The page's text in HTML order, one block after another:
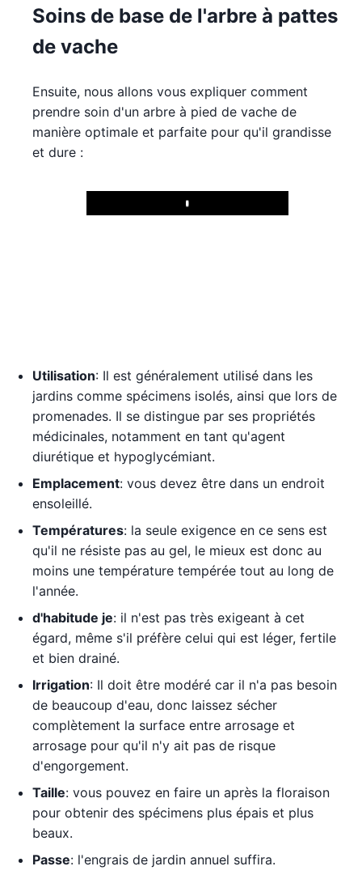
Soins de base de l'arbre à pattes
de vache
Ensuite, nous allons vous expliquer comment
prendre soin d'un arbre à pied de vache de
manière optimale et parfaite pour qu'il grandisse
et dure :
Play
Utilisation: Il est généralement utilisé dans les
jardins comme spécimens isolés, ainsi que lors de
promenades. Il se distingue par ses propriétés
médicinales, notamment en tant qu'agent
diurétique et hypoglycémiant.
Emplacement: vous devez être dans un endroit
ensoleillé.
Températures: la seule exigence en ce sens est
qu'il ne résiste pas au gel, le mieux est donc au
moins une température tempérée tout au long de
l'année.
d'habitude je: il n'est pas très exigeant à cet
égard, même s'il préfère celui qui est léger, fertile
et bien drainé.
Irrigation: Il doit être modéré car il n'a pas besoin
de beaucoup d'eau, donc laissez sécher
complètement la surface entre arrosage et
arrosage pour qu'il n'y ait pas de risque
d'engorgement.
Taille: vous pouvez en faire un après la floraison
pour obtenir des spécimens plus épais et plus
beaux.
Passe: l'engrais de jardin annuel suffira.